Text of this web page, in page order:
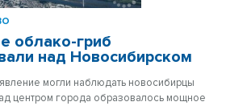
облако-гриб
над Новосибирском
могли наблюдать новосибирцы
центром города образовалось мощное